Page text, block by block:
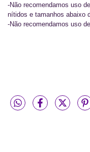
-Não recomendamos uso
nítidos e tamanhos abaixo
-Não recomendamos uso